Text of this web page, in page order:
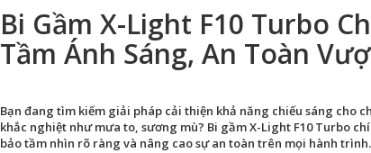
Bi Gầm X-Light F10 Turbo
Tầm Ánh Sáng, An Toàn
Bạn đang tìm kiếm giải pháp cải thiện khả năng chiếu sáng cho
khắc nghiệt như mưa to, sương mù? Bi gầm X-Light F10 Turbo
bảo tầm nhìn rõ ràng và nâng cao sự an toàn trên mọi hành trình.